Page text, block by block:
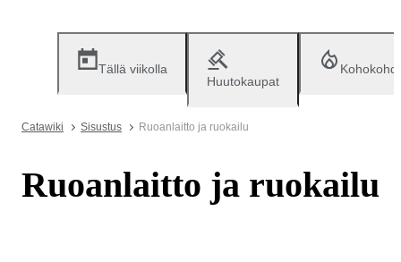
Tällä viikolla
Huutokaupat
Catawiki Sisustus Ruoanlaitto ja ruokailu
Ruoanlaitto ja ruokailu